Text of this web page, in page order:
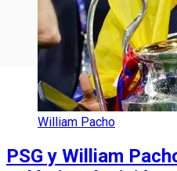
William Pacho
PSG y William